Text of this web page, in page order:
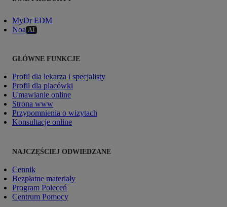
MyDr EDM
Noa AI
GŁÓWNE FUNKCJE
Profil dla lekarza i specjalisty
Profil dla placówki
Umawianie online
Strona www
Przypomnienia o wizytach
Konsultacje online
NAJCZĘŚCIEJ ODWIEDZANE
Cennik
Bezpłatne materiały
Program Poleceń
Centrum Pomocy